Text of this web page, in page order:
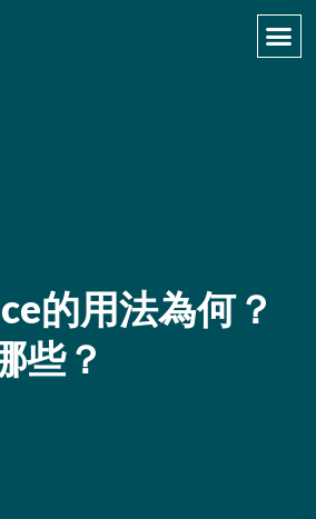
的用法為何？
些？